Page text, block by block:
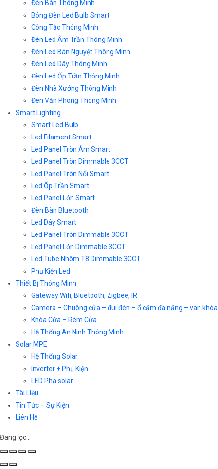
Đèn Bàn Thông Minh
Bóng Đèn Led Bulb Smart
Công Tắc Thông Minh
Đèn Led Âm Trần Thông Minh
Đèn Led Bán Nguyệt Thông Minh
Đèn Led Dây Thông Minh
Đèn Led Ốp Trần Thông Minh
Đèn Nhà Xưởng Thông Minh
Đèn Văn Phòng Thông Minh
Smart Lighting
Smart Led Bulb
Led Filament Smart
Led Panel Tròn Âm Smart
Led Panel Tròn Dimmable 3CCT
Led Panel Tròn Nổi Smart
Led Ốp Trần Smart
Led Panel Lớn Smart
Đèn Bàn Bluetooth
Led Dây Smart
Led Panel Tròn Dimmable 3CCT
Led Panel Lớn Dimmable 3CCT
Led Tube Nhôm T8 Dimmable 3CCT
Phụ Kiện Led
Thiết Bị Thông Minh
Gateway Wifi, Bluetooth, Zigbee, IR
Camera – Chuông cửa – đui đèn – ổ cắm đa năng – van khóa
Khóa Cửa – Rèm Cửa
Hệ Thống An Ninh Thông Minh
Solar MPE
Hệ Thống Solar
Inverter + Phụ Kiện
LED Pha solar
Tài Liệu
Tin Tức – Sự Kiện
Liên Hệ
Đang lọc…